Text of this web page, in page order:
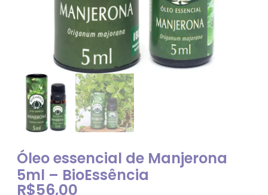
Óleo essencial de Manjerona
5ml – BioEssência
R$56,00